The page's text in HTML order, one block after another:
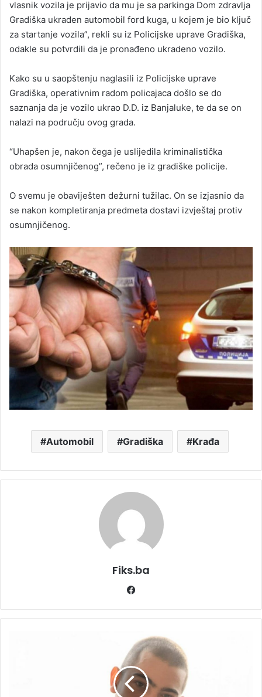
vlasnik vozila je prijavio da mu je sa parkinga Dom zdravlja
Gradiška ukraden automobil ford kuga, u kojem je bio ključ
za startanje vozila”, rekli su iz Policijske uprave Gradiška,
odakle su potvrdili da je pronađeno ukradeno vozilo.
Kako su u saopštenju naglasili iz Policijske uprave
Gradiška, operativnim radom policajaca došlo se do
saznanja da je vozilo ukrao D.D. iz Banjaluke, te da se on
nalazi na području ovog grada.
“Uhapšen je, nakon čega je uslijedila kriminalistička
obrada osumnjičenog”, rečeno je iz gradiške policije.
O svemu je obaviješten dežurni tužilac. On se izjasnio da
se nakon kompletiranja predmeta dostavi izvještaj protiv
osumnjičenog.
Automobil Gradiška Krađa
Fiks.ba